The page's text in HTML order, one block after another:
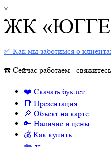
×
ЖК
✅ Как мы заботимся о
☎️ Сейчас работаем - свяжитесь
❤️ Скачать буклет
📑 Презентация
🔎 Объект на карте
🔑 Наличие и цены
💰 Как купить